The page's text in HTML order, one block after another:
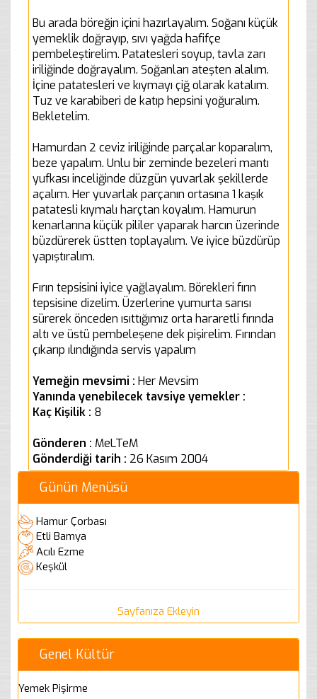
Bu arada böreğin içini hazırlayalım. Soğanı küçük
yemeklik doğrayıp, sıvı yağda hafifçe
pembeleştirelim. Patatesleri soyup, tavla zarı
iriliğinde doğrayalım. Soğanları ateşten alalım.
İçine patatesleri ve kıymayı çiğ olarak katalım.
Tuz ve karabiberi de katıp hepsini yoğuralım.
Bekletelim.
Hamurdan 2 ceviz iriliğinde parçalar koparalım,
beze yapalım. Unlu bir zeminde bezeleri mantı
yufkası inceliğinde düzgün yuvarlak şekillerde
açalım. Her yuvarlak parçanın ortasına 1 kaşık
patatesli kıymalı harçtan koyalım. Hamurun
kenarlarına küçük pililer yaparak harcın üzerinde
büzdürerek üstten toplayalım. Ve iyice büzdürüp
yapıştıralım.
Fırın tepsisini iyice yağlayalım. Börekleri fırın
tepsisine dizelim. Üzerlerine yumurta sarısı
sürerek önceden ısıttığımız orta hararetli fırında
altı ve üstü pembeleşene dek pişirelim. Fırından
çıkarıp ılındığında servis yapalım
Yemeğin mevsimi : Her Mevsim
Yanında yenebilecek tavsiye yemekler :
Kaç Kişilik : 8
Gönderen : MeLTeM
Gönderdiği tarih : 26 Kasım 2004
Günün Menüsü
Hamur Çorbası
Etli Bamya
Acılı Ezme
Keşkül
Sayfanıza Ekleyin
Genel Kültür
Yemek Pişirme